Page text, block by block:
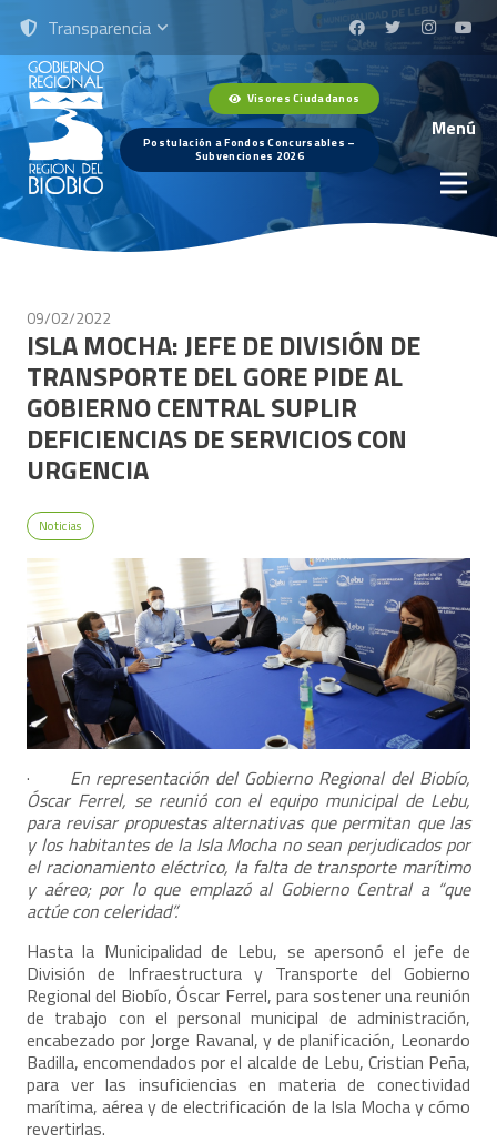
Transparencia
Visores Ciudadanos
Postulación a Fondos Concursables –
Subvenciones 2026
Menú
09/02/2022
ISLA MOCHA: JEFE DE DIVISIÓN DE
TRANSPORTE DEL GORE PIDE AL
GOBIERNO CENTRAL SUPLIR
DEFICIENCIAS DE SERVICIOS CON
URGENCIA
Noticias
· En representación del Gobierno Regional del Biobío,
Óscar Ferrel, se reunió con el equipo municipal de Lebu,
para revisar propuestas alternativas que permitan que las
y los habitantes de la Isla Mocha no sean perjudicados por
el racionamiento eléctrico, la falta de transporte marítimo
y aéreo; por lo que emplazó al Gobierno Central a “que
actúe con celeridad”.
Hasta la Municipalidad de Lebu, se apersonó el jefe de
División de Infraestructura y Transporte del Gobierno
Regional del Biobío, Óscar Ferrel, para sostener una reunión
de trabajo con el personal municipal de administración,
encabezado por Jorge Ravanal, y de planificación, Leonardo
Badilla, encomendados por el alcalde de Lebu, Cristian Peña,
para ver las insuficiencias en materia de conectividad
marítima, aérea y de electrificación de la Isla Mocha y cómo
revertirlas.